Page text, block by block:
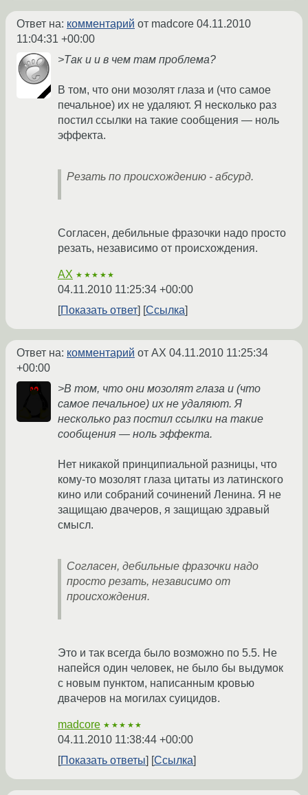
Ответ на: комментарий от madcore 04.11.2010
11:04:31 +00:00
>Так и и в чем там проблема?
В том, что они мозолят глаза и (что самое
печальное) их не удаляют. Я несколько раз
постил ссылки на такие сообщения — ноль
эффекта.
Резать по происхождению - абсурд.
Согласен, дебильные фразочки надо просто
резать, независимо от происхождения.
AX ★★★★★
04.11.2010 11:25:34 +00:00
Показать ответ
Ссылка
Ответ на: комментарий от AX 04.11.2010 11:25:34
+00:00
>В том, что они мозолят глаза и (что
самое печальное) их не удаляют. Я
несколько раз постил ссылки на такие
сообщения — ноль эффекта.
Нет никакой принципиальной разницы, что
кому-то мозолят глаза цитаты из латинского
кино или собраний сочинений Ленина. Я не
защищаю двачеров, я защищаю здравый
смысл.
Согласен, дебильные фразочки надо
просто резать, независимо от
происхождения.
Это и так всегда было возможно по 5.5. Не
напейся один человек, не было бы выдумок
с новым пунктом, написанным кровью
двачеров на могилах суицидов.
madcore ★★★★★
04.11.2010 11:38:44 +00:00
Показать ответы
Ссылка